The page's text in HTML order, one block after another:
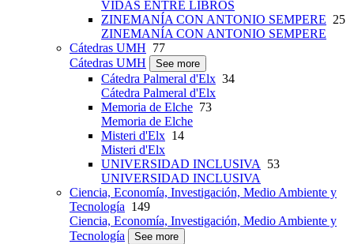
VIDAS ENTRE LIBROS
ZINEMANÍA CON ANTONIO SEMPERE 25
ZINEMANÍA CON ANTONIO SEMPERE
Cátedras UMH 77
Cátedras UMH
See more
Cátedra Palmeral d'Elx 34
Cátedra Palmeral d'Elx
Memoria de Elche 73
Memoria de Elche
Misteri d'Elx 14
Misteri d'Elx
UNIVERSIDAD INCLUSIVA
53
UNIVERSIDAD INCLUSIVA
Ciencia, Economía, Investigación, Medio Ambiente y
Tecnología 149
Ciencia, Economía, Investigación, Medio Ambiente y
Tecnología
See more